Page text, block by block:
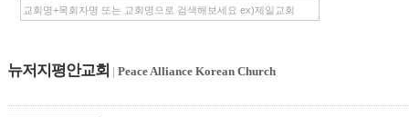
뉴저지평안교회 | Peace Alliance Korean Church